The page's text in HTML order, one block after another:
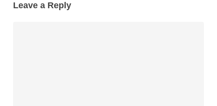
Leave a Reply